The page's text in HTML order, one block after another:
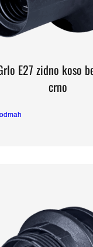
E27 zidno koso
crno